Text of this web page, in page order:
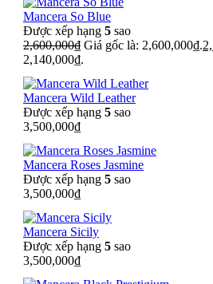
Mancera So Blue
Được xếp hạng 5 sao
2,600,000₫ Giá gốc là: 2,600,000₫.
2,140,000₫.
Mancera Wild Leather
Được xếp hạng 5 sao
3,500,000₫
Mancera Roses Jasmine
Được xếp hạng 5 sao
3,500,000₫
Mancera Sicily
Được xếp hạng 5 sao
3,500,000₫